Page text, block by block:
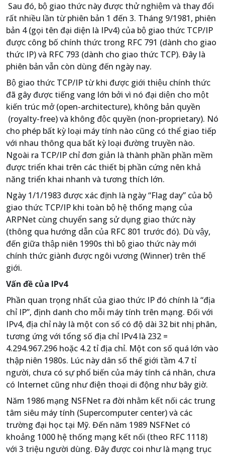
Sau đó, bộ giao thức này được thử nghiệm và thay đổi
rất nhiều lần từ phiên bản 1 đến 3. Tháng 9/1981, phiên
bản 4 (gọi tên đại diện là IPv4) của bộ giao thức TCP/IP
được công bố chính thức trong RFC 791 (dành cho giao
thức IP) và RFC 793 (dành cho giao thức TCP). Đây là
phiên bản vẫn còn dùng đến ngày nay.
Bộ giao thức TCP/IP từ khi được giới thiệu chính thức
đã gây được tiếng vang lớn bởi vì nó đại diện cho một
kiến trúc mở (open-architecture), không bản quyền
(royalty-free) và không độc quyền (non-proprietary). Nó
cho phép bất kỳ loại máy tính nào cũng có thể giao tiếp
với nhau thông qua bất kỳ loại đường truyền nào.
Ngoài ra TCP/IP chỉ đơn giản là thành phần phần mềm
được triển khai trên các thiết bị phần cứng nên khả
năng triển khai nhanh và tương thích lớn.
Ngày 1/1/1983 được xác định là ngày “Flag day” của bộ
giao thức TCP/IP khi toàn bộ hệ thống mạng của
ARPNet cùng chuyển sang sử dụng giao thức này
(thông qua hướng dẫn của RFC 801 trước đó). Dù vậy,
đến giữa thập niên 1990s thì bộ giao thức này mới
chính thức giành được ngôi vương (Winner) trên thế
giới.
Vấn đề của IPv4
Phần quan trọng nhất của giao thức IP đó chính là “địa
chỉ IP”, định danh cho mỗi máy tính trên mạng. Đối với
IPv4, địa chỉ này là một con số có độ dài 32 bit nhị phân,
tương ứng với tổng số địa chỉ IPv4 là 232 =
4.294.967.296 hoặc 4.2 tỉ địa chỉ. Một con số quá lớn vào
thập niên 1980s. Lúc này dân số thế giới tầm 4.7 tỉ
người, chưa có sự phổ biến của máy tính cá nhân, chưa
có Internet cũng như điện thoại di động như bây giờ.
Năm 1986 mạng NSFNet ra đời nhằm kết nối các trung
tâm siêu máy tính (Supercomputer center) và các
trường đại học tại Mỹ. Đến năm 1989 NSFNet có
khoảng 1000 hệ thống mạng kết nối (theo RFC 1118)
với 3 triệu người dùng. Đây được coi như là mạng trục